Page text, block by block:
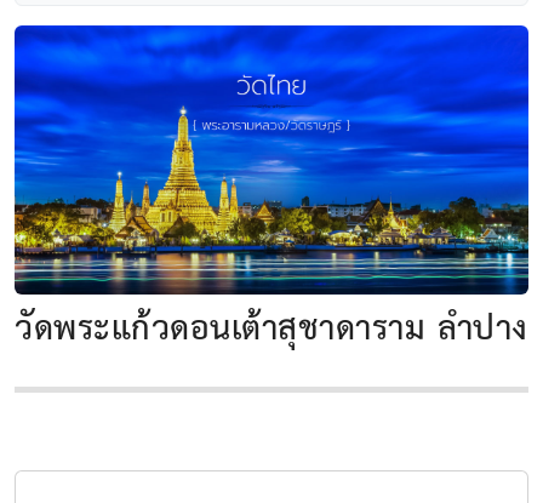
วัดพระแก้วดอนเต้าสุชาดาราม ลำปาง